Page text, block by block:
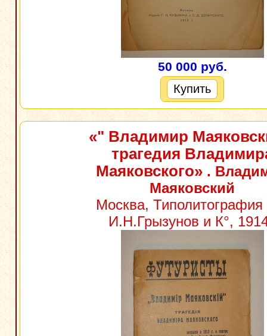
50 000 руб.
Купить
«" Владимир
трагедия
Маяковского» .
Маяковский
Москва,
И.Н.Грызунов и К°,